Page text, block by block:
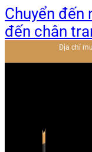
Chuyển đến
đến chân
Địa chỉ